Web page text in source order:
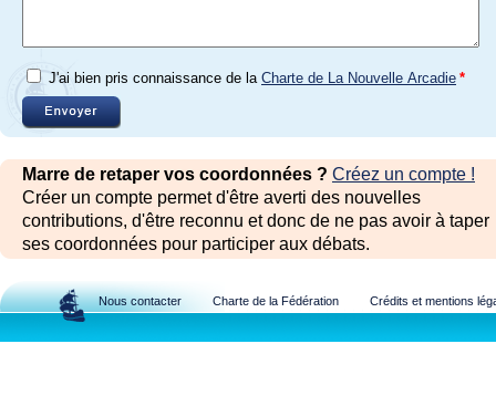
J'ai bien pris connaissance de la Charte de La Nouvelle Arcadie *
Marre de retaper vos coordonnées ? Créez un compte !
Créer un compte permet d'être averti des nouvelles
contributions, d'être reconnu et donc de ne pas avoir à taper
ses coordonnées pour participer aux débats.
Nous contacter Charte de la Fédération Crédits et mentions